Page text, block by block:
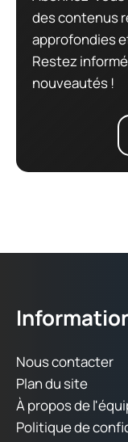
des contenus
approfondies
Restez
nouveautés !
Nous contacter
Plan du site
À propos de
Politique de